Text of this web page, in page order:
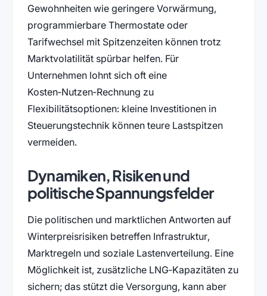
Gewohnheiten wie geringere Vorwärmung,
programmierbare Thermostate oder
Tarifwechsel mit Spitzenzeiten können trotz
Marktvolatilität spürbar helfen. Für
Unternehmen lohnt sich oft eine
Kosten‑Nutzen‑Rechnung zu
Flexibilitätsoptionen: kleine Investitionen in
Steuerungstechnik können teure Lastspitzen
vermeiden.
Dynamiken, Risiken und
politische Spannungsfelder
Die politischen und marktlichen Antworten auf
Winterpreisrisiken betreffen Infrastruktur,
Marktregeln und soziale Lastenverteilung. Eine
Möglichkeit ist, zusätzliche LNG‑Kapazitäten zu
sichern; das stützt die Versorgung, kann aber